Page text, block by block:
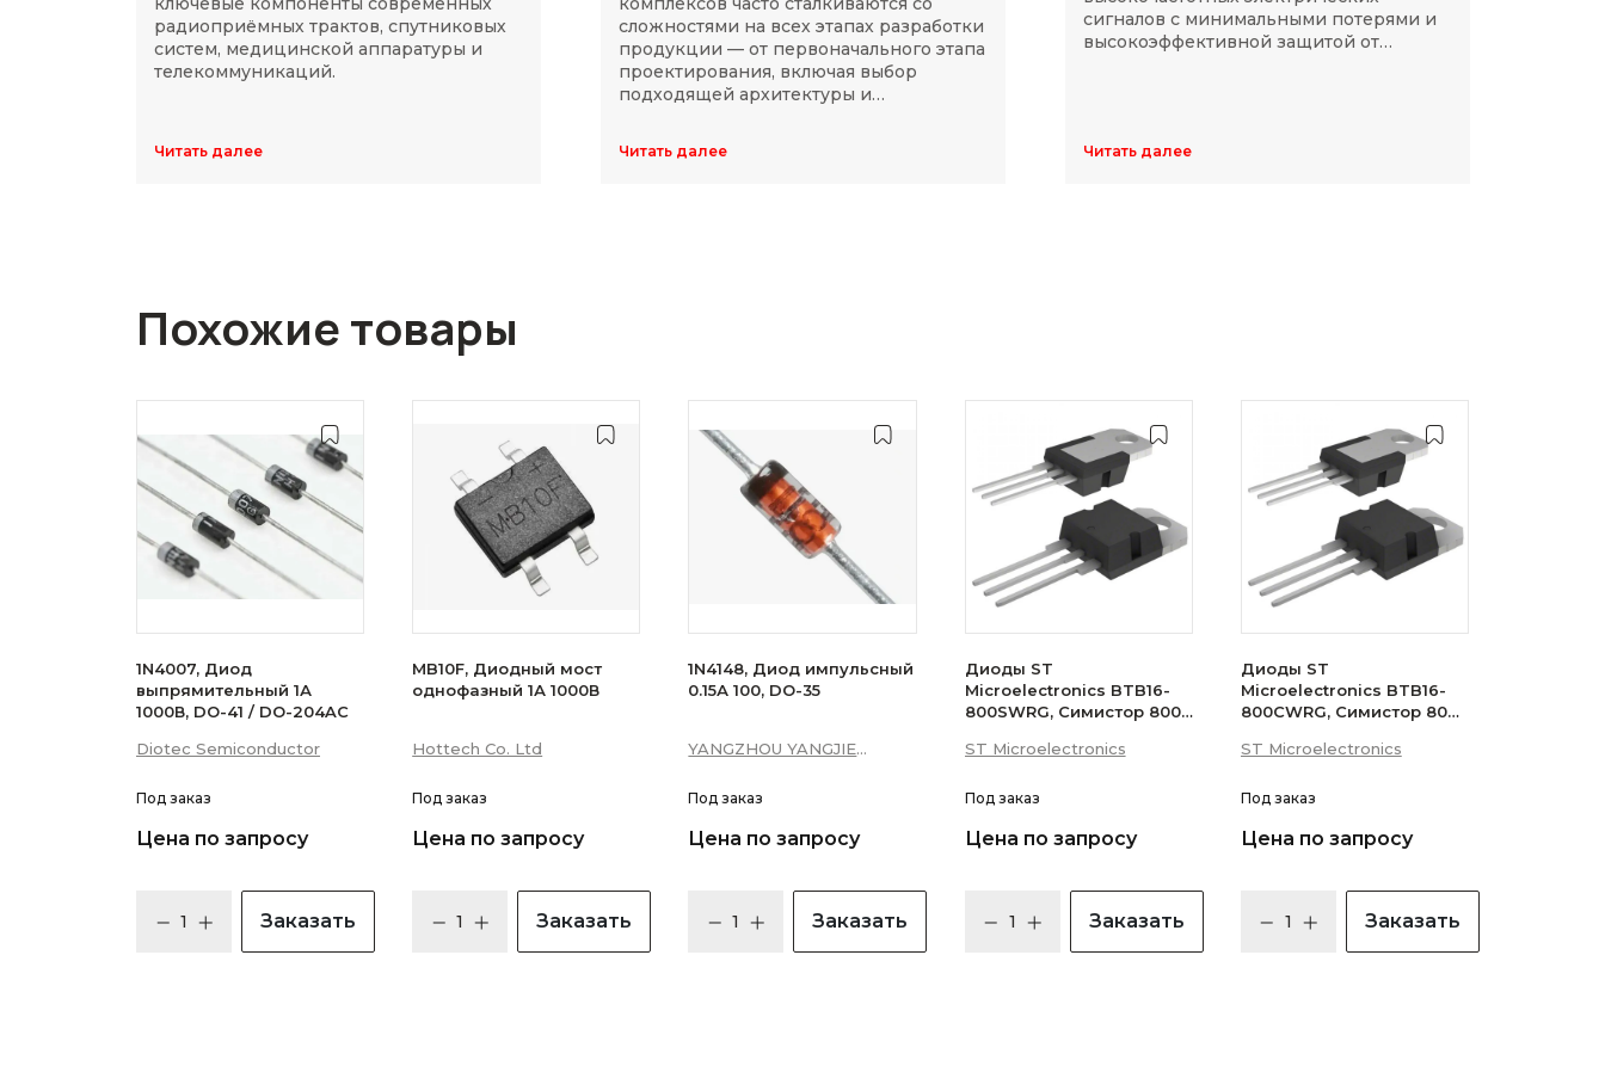
радиоприёмных трактов, спутниковых
систем, медицинской аппаратуры и
телекоммуникаций.
Читать далее
сложностями на всех этапах разработки
продукции — от первоначального этапа
проектирования, включая выбор
подходящей архитектуры и
длительного массового производства.
Читать далее
сигналов с минимальными потерями и
высокоэффективной защитой от
Читать далее
Похожие товары
1N4007, Диод
выпрямительный 1А
1000В, DO-41 / DO-204AC
Diotec Semiconductor
Под заказ
Цена по запросу
Заказать
MB10F, Диодный мост
однофазный 1А 1000В
Hottech Co. Ltd
Под заказ
Цена по запросу
Заказать
1N4148, Диод импульсный
0.15А 100, DO-35
YANGZHOU YANGJIE
Под заказ
Цена по запросу
Заказать
Диоды ST
Microelectronics BTB16-
800SWRG, Симистор 800В
уровень)
ST Microelectronics
Под заказ
Цена по запросу
Заказать
Диоды ST
Microelectronics BTB16-
800CWRG, Симистор 800В
(бесснабберный)
ST Microelectronics
Под заказ
Цена по запросу
Заказать